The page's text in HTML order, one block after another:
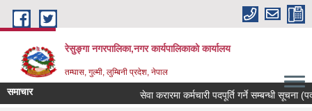
Skip to main content
रेसुङ्गा नगरपालिका,नगर कार्यपालिकाको कार्यालय
तम्घास, गुल्मी, लुम्बिनी प्रदेश, नेपाल
समाचार सेवा करारमा कर्मचारी पदपूर्ति गर्ने सम्बन्धी सूचना